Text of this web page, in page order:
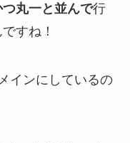
丸一と並んで行
すね！
インにしているの